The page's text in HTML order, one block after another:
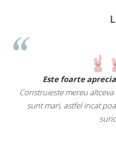
Este foarte
Construieste mereu
sunt mari, astfel incat